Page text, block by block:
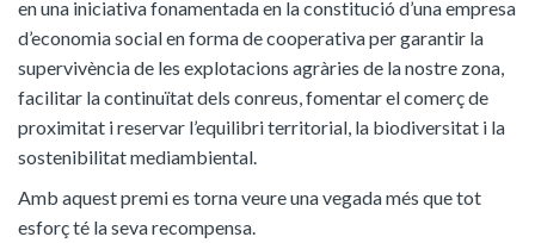
en una iniciativa fonamentada en la constitució d’una empresa
d’economia social en forma de cooperativa per garantir la
supervivència de les explotacions agràries de la nostre zona,
facilitar la continuïtat dels conreus, fomentar el comerç de
proximitat i reservar l’equilibri territorial, la biodiversitat i la
sostenibilitat mediambiental.
Amb aquest premi es torna veure una vegada més que tot
esforç té la seva recompensa.